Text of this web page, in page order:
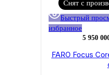
Снят с
Быстрый
избранное
5 950
FARO Focus